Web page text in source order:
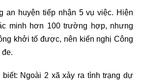
an huyện tiếp nhận 5 vụ việc. Hiện
minh hơn 100 trường hợp, nhưng
khởi tố được, nên kiến nghị Công
biết: Ngoài 2 xã xảy ra tình trạng dự